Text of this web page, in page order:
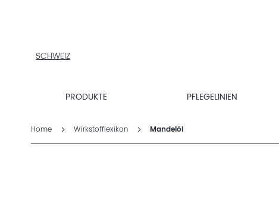
SCHWEIZ
INSTITUTSKOSMETIKPRODUKTE PFLEGELINIEN
Home Wirkstofflexikon Mandelöl